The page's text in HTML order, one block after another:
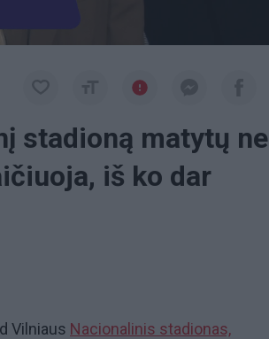
stadioną matytų ne
iš ko dar
Vilniaus Nacionalinis stadionas,